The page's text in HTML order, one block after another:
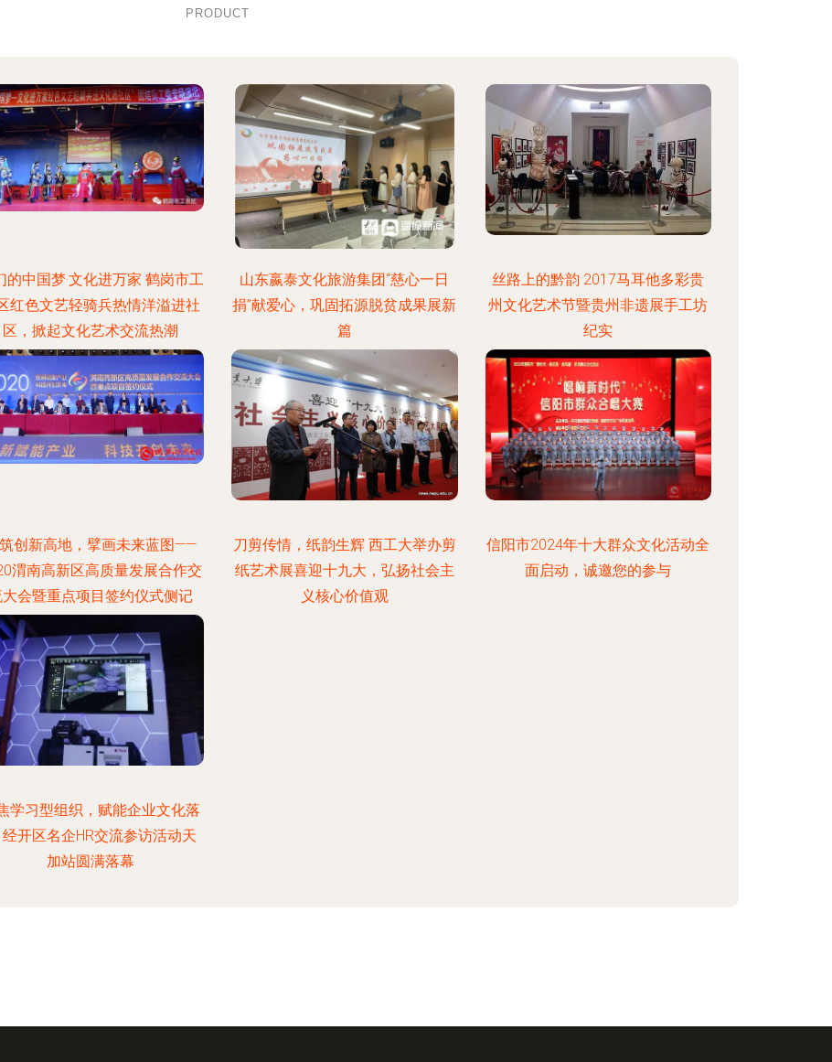
PRODUCT
的中国梦·文化进万家 鹤岗市工
红色文艺轻骑兵热情洋溢进社
区，掀起文化艺术交流热潮
山东嬴泰文化旅游集团“慈心一日
捐”献爱心，巩固拓源脱贫成果展新
篇
丝路上的黔韵 2017马耳他多彩贵
州文化艺术节暨贵州非遗展手工坊
纪实
创新高地，擘画未来蓝图——
渭南高新区高质量发展合作交
大会暨重点项目签约仪式侧记
刀剪传情，纸韵生辉 西工大举办剪
纸艺术展喜迎十九大，弘扬社会主
义核心价值观
信阳市2024年十大群众文化活动全
面启动，诚邀您的参与
学习型组织，赋能企业文化落
开区名企HR交流参访活动天
加站圆满落幕